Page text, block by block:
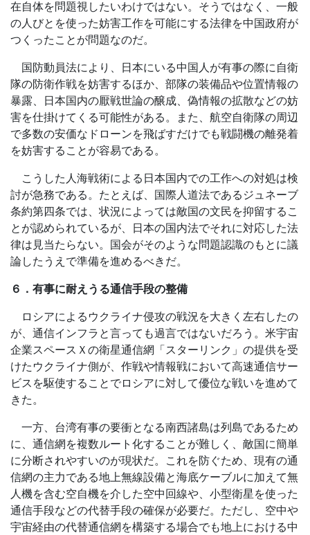
在自体を問題視したいわけではない。そうではなく、一般
の人びとを使った妨害工作を可能にする法律を中国政府が
つくったことが問題なのだ。
国防動員法により、日本にいる中国人が有事の際に自衛
隊の防衛作戦を妨害するほか、部隊の装備品や位置情報の
暴露、日本国内の厭戦世論の醸成、偽情報の拡散などの妨
害を仕掛けてくる可能性がある。また、航空自衛隊の周辺
で多数の安価なドローンを飛ばすだけでも戦闘機の離発着
を妨害することが容易である。
こうした人海戦術による日本国内での工作への対処は検
討が急務である。たとえば、国際人道法であるジュネーブ
条約第四条では、状況によっては敵国の文民を抑留するこ
とが認められているが、日本の国内法でそれに対応した法
律は見当たらない。国会がそのような問題認識のもとに議
論したうえで準備を進めるべきだ。
６．有事に耐えうる通信手段の整備
ロシアによるウクライナ侵攻の戦況を大きく左右したの
が、通信インフラと言っても過言ではないだろう。米宇宙
企業スペースＸの衛星通信網「スターリンク」の提供を受
けたウクライナ側が、作戦や情報戦において高速通信サー
ビスを駆使することでロシアに対して優位な戦いを進めて
きた。
一方、台湾有事の要衝となる南西諸島は列島であるため
に、通信網を複数ルート化することが難しく、敵国に簡単
に分断されやすいのが現状だ。これを防ぐため、現有の通
信網の主力である地上無線設備と海底ケーブルに加えて無
人機を含む空自機を介した空中回線や、小型衛星を使った
通信手段などの代替手段の確保が必要だ。ただし、空中や
宇宙経由の代替通信網を構築する場合でも地上における中